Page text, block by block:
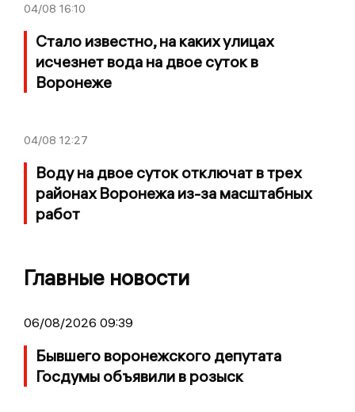
04/08 16:10
Стало известно, на каких улицах
исчезнет вода на двое суток в
Воронеже
04/08 12:27
Воду на двое суток отключат в трех
районах Воронежа из-за масштабных
работ
Главные новости
06/08/2026 09:39
Бывшего воронежского депутата
Госдумы объявили в розыск